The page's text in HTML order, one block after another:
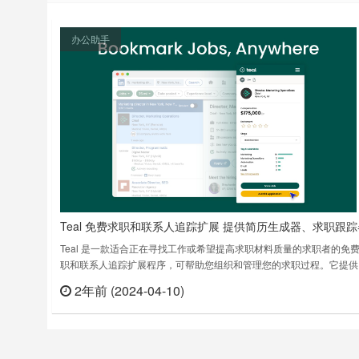
办公助手
Teal 免费求职和联系人追踪扩展 提供简历生成器、求职跟
和联系人管理工具
Teal 是一款适合正在寻找工作或希望提高求职材料质量的求职者的免
职和联系人追踪扩展程序，可帮助您组织和管理您的求职过程。它提
历生成器：创建专业且引人注目的简历，只需填写您的信息并选择模板
职跟踪器：跟踪您申请的所有工作，包括公司名称、职位、申请日期
2年前 (2024-04-10)